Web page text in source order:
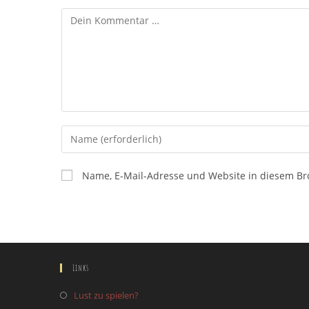
Kommentar
Gib
deinen
Namen
oder
Name, E-Mail-Adresse und Website in diesem
Links
Lust zu spielen?